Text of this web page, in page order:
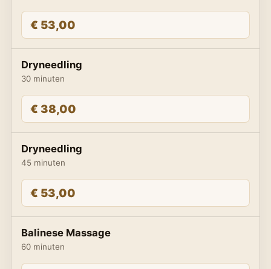
€ 53,00
Dryneedling
30 minuten
€ 38,00
Dryneedling
45 minuten
€ 53,00
Balinese Massage
60 minuten